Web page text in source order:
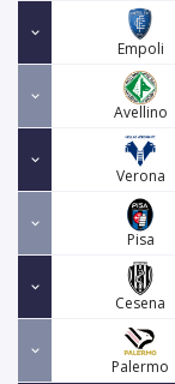
Empoli
Avellino
Verona
Pisa
Cesena
Palermo